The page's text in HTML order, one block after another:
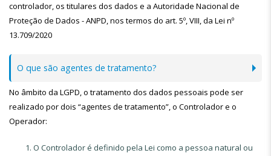
controlador, os titulares dos dados e a Autoridade Nacional de
Proteção de Dados - ANPD, nos termos do art. 5º, VIII, da Lei nº
13.709/2020
O que são agentes de tratamento?
No âmbito da LGPD, o tratamento dos dados pessoais pode ser
realizado por dois “agentes de tratamento”, o Controlador e o
Operador:
O Controlador é definido pela Lei como a pessoa natural ou